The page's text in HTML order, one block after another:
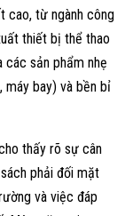
cao, từ ngành công
thiết bị thể thao
sản phẩm nhẹ
máy bay) và bền bỉ
thấy rõ sự cân
phải đối mặt
và việc đáp